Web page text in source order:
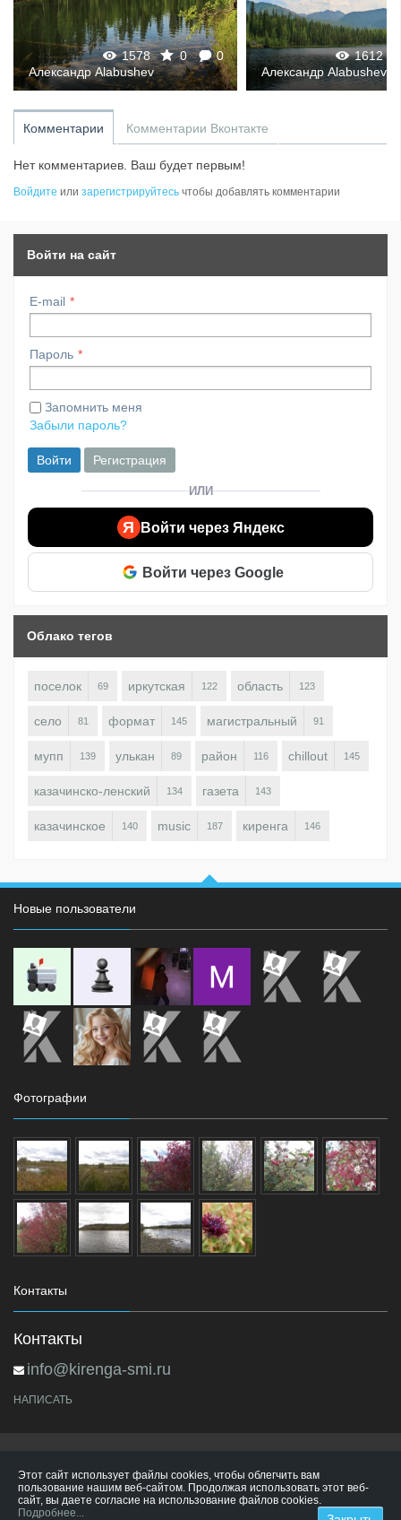
1578 0
0
Александр Alabushev
1612
Александр Alabushev
Комментарии Комментарии Вконтакте
Нет комментариев. Ваш будет первым!
Войдите или зарегистрируйтесь чтобы добавлять комментарии
Войти на сайт
E-mail
Пароль
Запомнить меня
Забыли пароль?
Войти Регистрация
ИЛИ
Я Войти через Яндекс
Войти через Google
Облако тегов
поселок 69 иркутская 122 область 123
село 81 формат 145 магистральный 91
мупп 139 улькан 89 район 116 chillout 145
казачинско-ленский 134 газета 143
казачинское 140 music 187 киренга 146
Новые пользователи
Фотографии
Контакты
Контакты
info@kirenga-smi.ru
НАПИСАТЬ
Этот сайт использует файлы cookies, чтобы облегчить вам
пользование нашим веб-сайтом. Продолжая использовать этот веб-
сайт, вы даете согласие на использование файлов cookies.
Подробнее...